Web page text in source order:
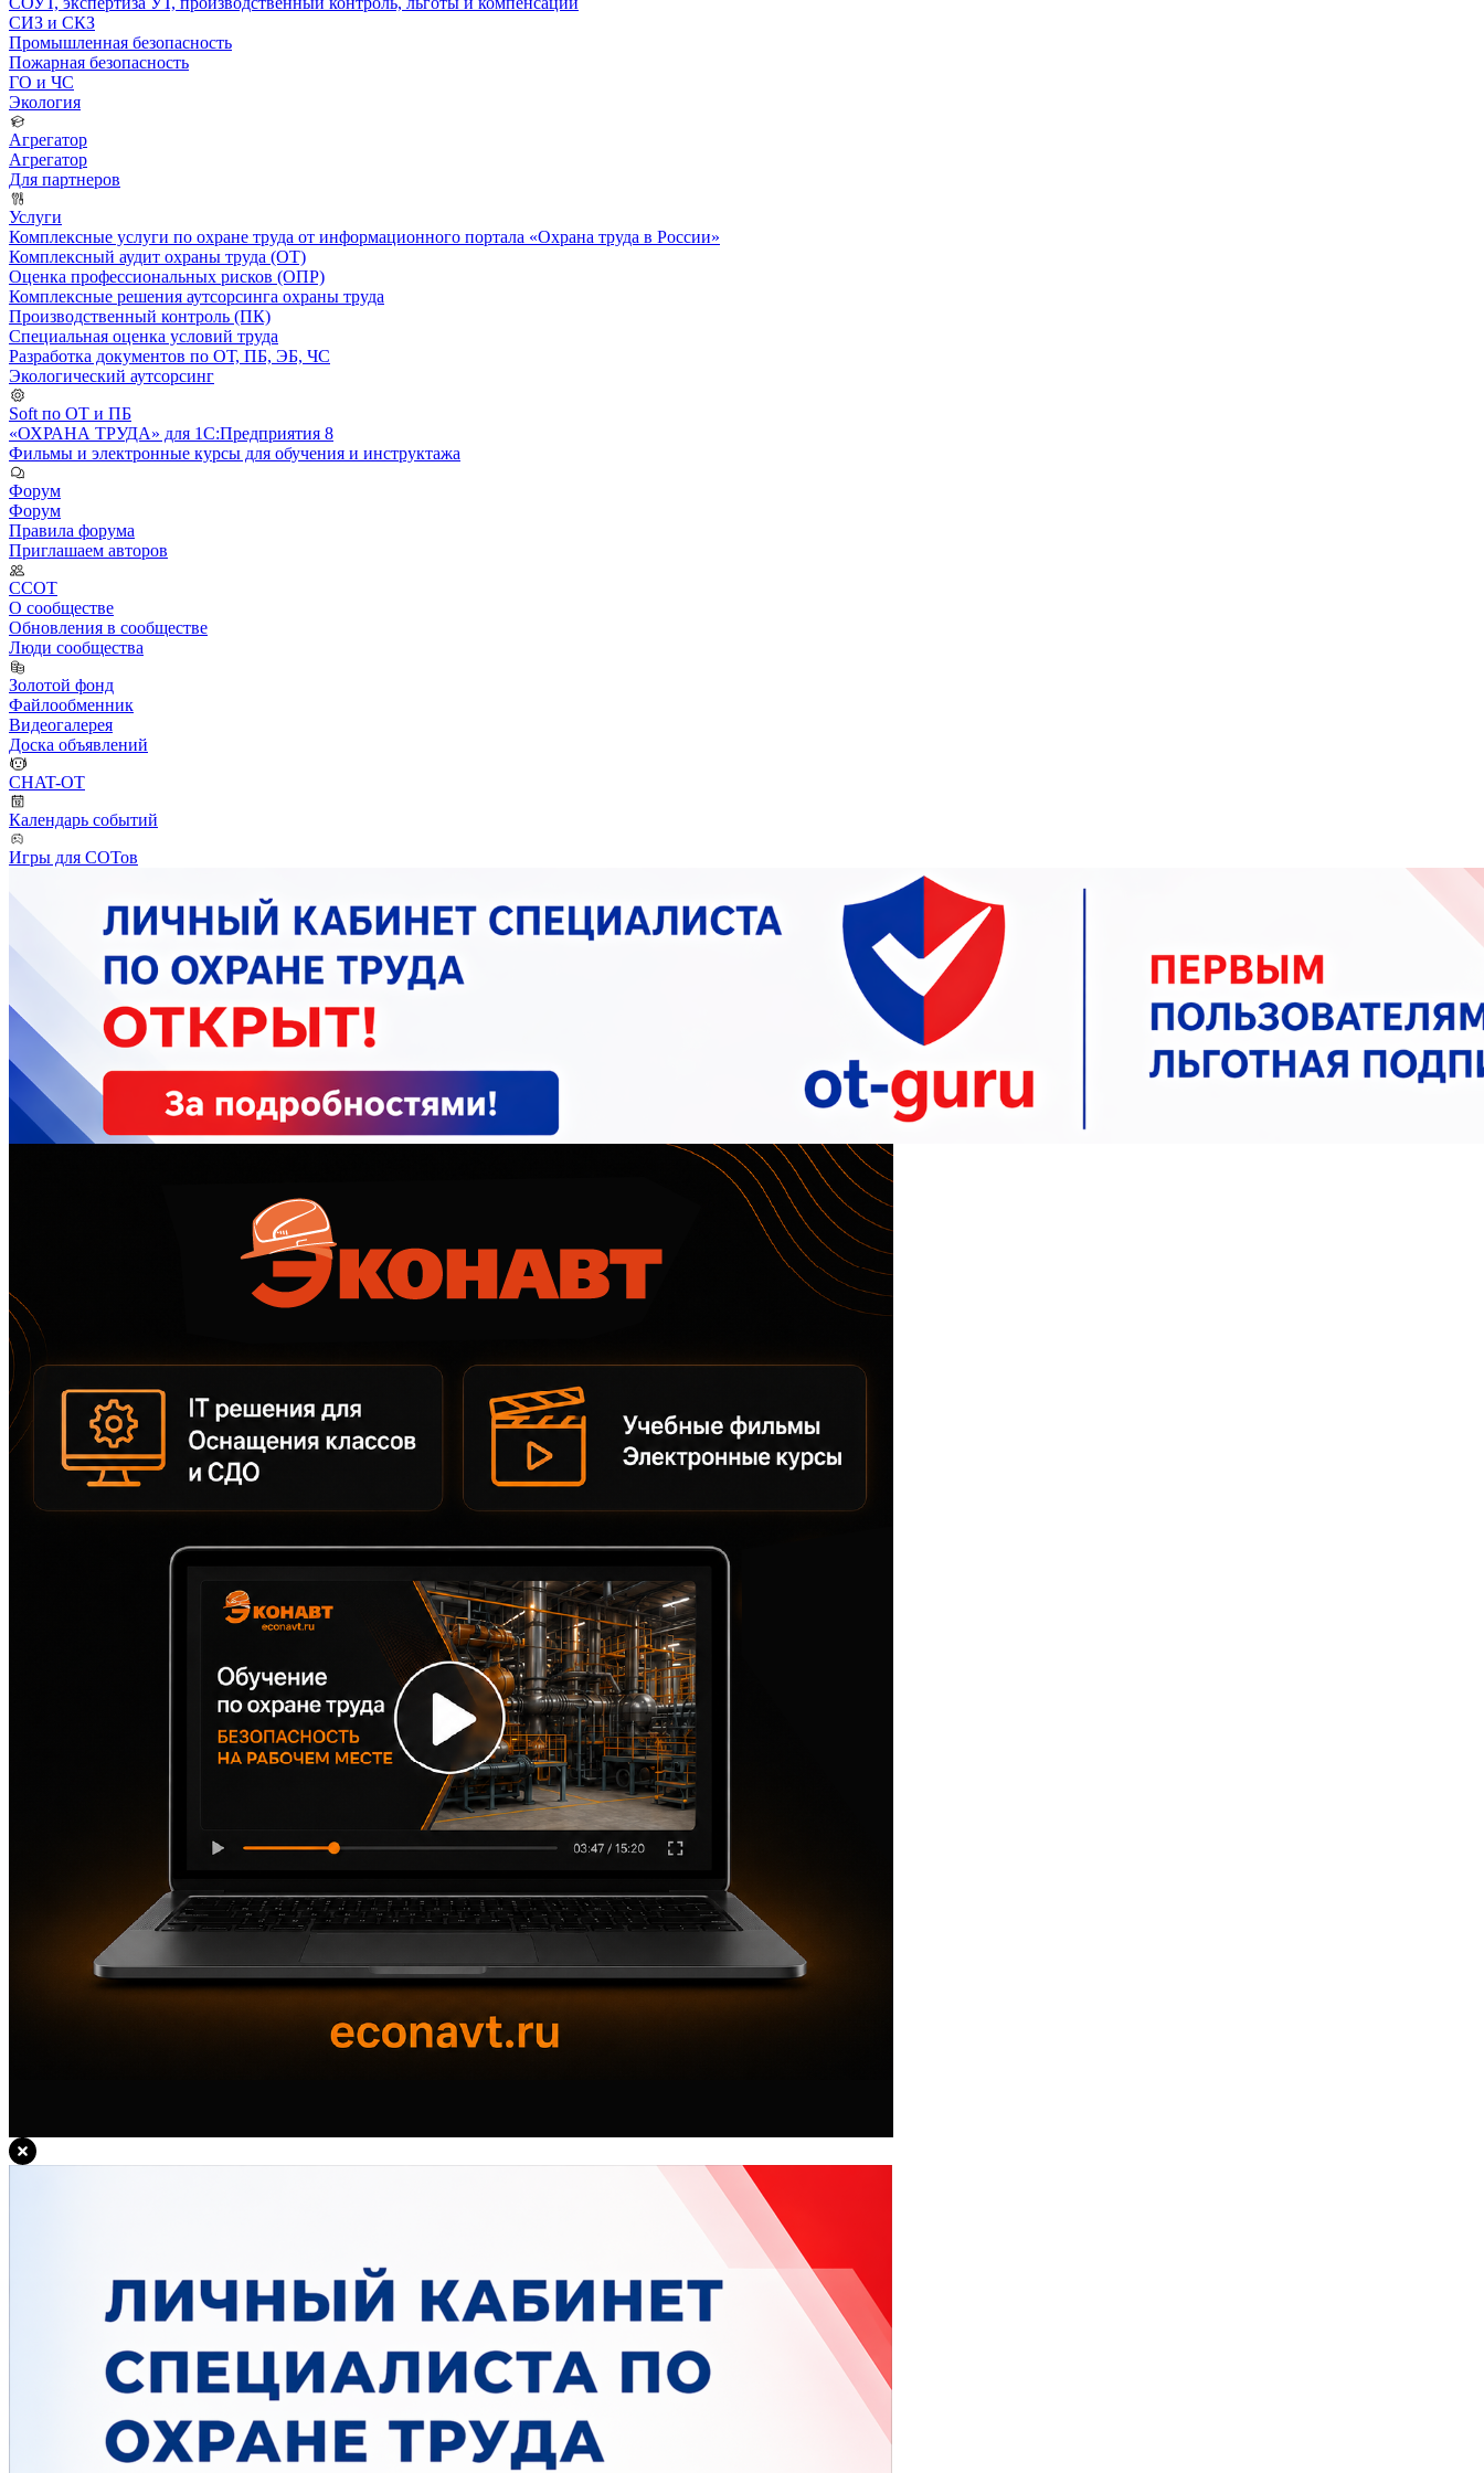
СИЗ и СКЗ
Промышленная безопасность
Пожарная безопасность
ГО и ЧС
Экология
Агрегатор
Агрегатор
Для партнеров
Услуги
Комплексные услуги по охране труда от информационного портала «Охрана труда в России»
Комплексный аудит охраны труда (ОТ)
Оценка профессиональных рисков (ОПР)
Комплексные решения аутсорсинга охраны труда
Производственный контроль (ПК)
Специальная оценка условий труда
Разработка документов по ОТ, ПБ, ЭБ, ЧС
Экологический аутсорсинг
Soft по ОТ и ПБ
«ОХРАНА ТРУДА» для 1С:Предприятия 8
Фильмы и электронные курсы для обучения и инструктажа
Форум
Форум
Правила форума
Приглашаем авторов
ССОТ
О сообществе
Обновления в сообществе
Люди сообщества
Золотой фонд
Файлообменник
Видеогалерея
Доска объявлений
CHAT-OT
Календарь событий
Игры для СОТов